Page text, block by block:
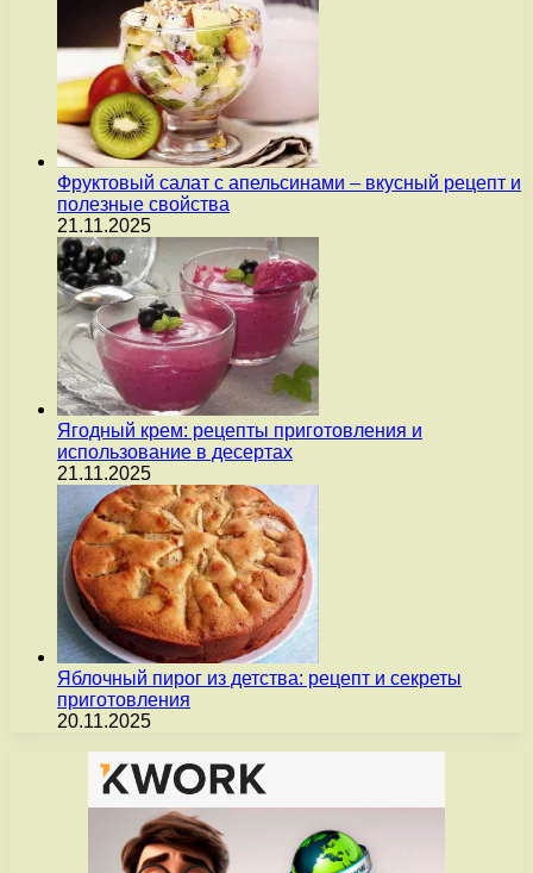
Фруктовый салат с апельсинами – вкусный рецепт и
полезные свойства
21.11.2025
Ягодный крем: рецепты приготовления и
использование в десертах
21.11.2025
Яблочный пирог из детства: рецепт и секреты
приготовления
20.11.2025